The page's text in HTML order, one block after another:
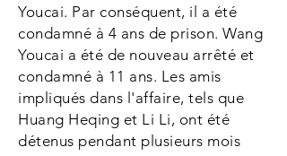
Youcai. Par conséquent, il a été
condamné à 4 ans de prison. Wang
Youcai a été de nouveau arrêté et
condamné à 11 ans. Les amis
impliqués dans l'affaire, tels que
Huang Heqing et Li Li, ont été
détenus pendant plusieurs mois